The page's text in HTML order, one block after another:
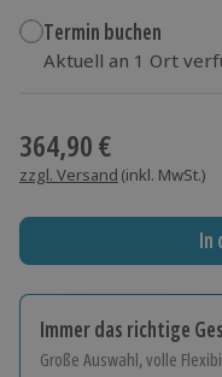
Termin buchen
Aktuell an 1 Ort
364,90 €
zzgl. Versand (inkl. MwSt.)
In
Immer das richtige
Große Auswahl, volle